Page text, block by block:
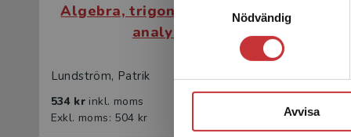
Nödvändig
Avvisa
Algebra, trigonometri och
analys
Lundström, Patrik
534 kr inkl. moms
Exkl. moms: 504 kr
Exkl.